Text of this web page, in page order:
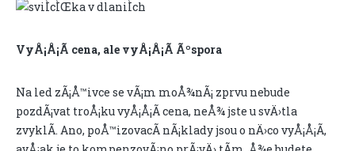
VyÅ¡Å¡Ã­ cena, ale vyÅ¡Å¡Ã­ Ãºspora
Na led zÃ¡Å™ivce se vÃ¡m moÅ¾nÃ¡ zprvu nebude
pozdÃ¡vat troÅ¡ku vyÅ¡Å¡Ã­ cena, neÅ¾ jste u svÄ›tla
zvyklÃ­. Ano, poÅ™izovacÃ­ nÃ¡klady jsou o nÄ›co vyÅ¡Å¡Ã­,